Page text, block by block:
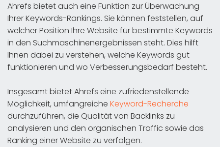
Ahrefs bietet auch eine Funktion zur Überwachung
Ihrer Keywords-Rankings. Sie können feststellen, auf
welcher Position Ihre Website für bestimmte Keywords
in den Suchmaschinenergebnissen steht. Dies hilft
Ihnen dabei zu verstehen, welche Keywords gut
funktionieren und wo Verbesserungsbedarf besteht.
Insgesamt bietet Ahrefs eine zufriedenstellende
Möglichkeit, umfangreiche Keyword-Recherche
durchzuführen, die Qualität von Backlinks zu
analysieren und den organischen Traffic sowie das
Ranking einer Website zu verfolgen.